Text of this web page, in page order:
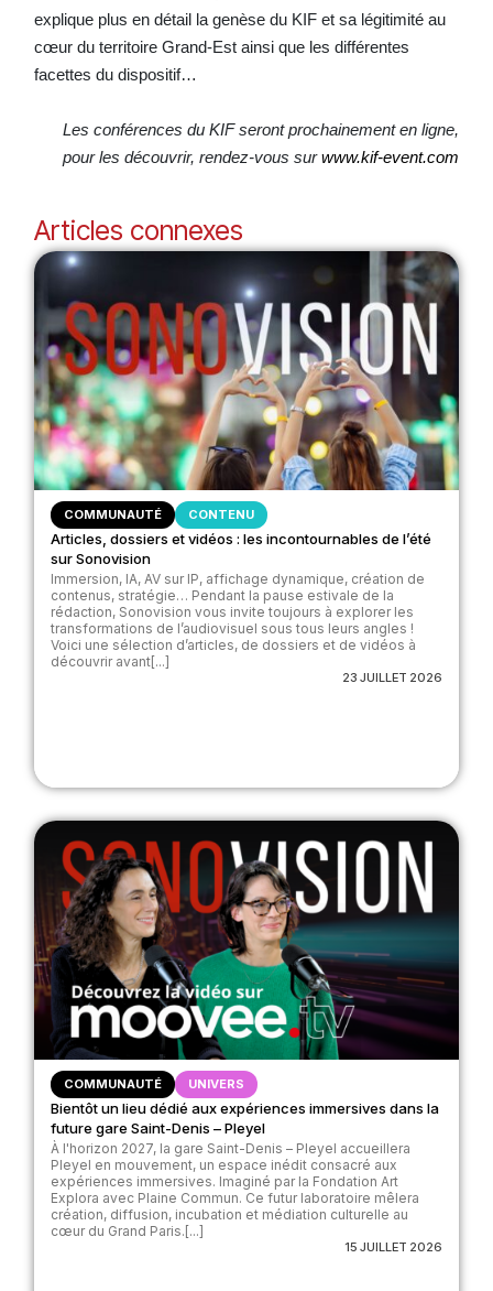
explique plus en détail la genèse du KIF et sa légitimité au
cœur du territoire Grand-Est ainsi que les différentes
facettes du dispositif…
Les conférences du KIF seront prochainement en ligne,
pour les découvrir, rendez-vous surwww.kif-event.com
Articles connexes
COMMUNAUTÉ CONTENU
Articles, dossiers et vidéos : les incontournables de l’été
sur Sonovision
Immersion, IA, AV sur IP, affichage dynamique, création de
contenus, stratégie… Pendant la pause estivale de la
rédaction, Sonovision vous invite toujours à explorer les
transformations de l’audiovisuel sous tous leurs angles !
Voici une sélection d’articles, de dossiers et de vidéos à
découvrir avant[...]
23 JUILLET 2026
COMMUNAUTÉ UNIVERS
Bientôt un lieu dédié aux expériences immersives dans la
future gare Saint-Denis – Pleyel
À l'horizon 2027, la gare Saint-Denis – Pleyel accueillera
Pleyel en mouvement, un espace inédit consacré aux
expériences immersives. Imaginé par la Fondation Art
Explora avec Plaine Commun. Ce futur laboratoire mêlera
création, diffusion, incubation et médiation culturelle au
cœur du Grand Paris.[...]
15 JUILLET 2026